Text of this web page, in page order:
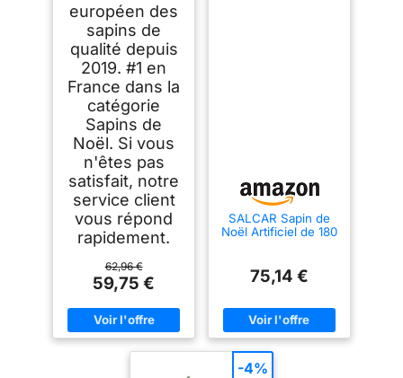
européen des
sapins de
qualité depuis
2019. #1 en
France dans la
catégorie
Sapins de
Noël. Si vous
n'êtes pas
satisfait, notre
service client
vous répond
rapidement.
62,96 €
59,75 €
SALCAR Sapin de
Noël Artificiel de 180
Sapin Nordmann
Vert avec système
surdimensionné
d’env. 126 cm
75,14 €
-4%